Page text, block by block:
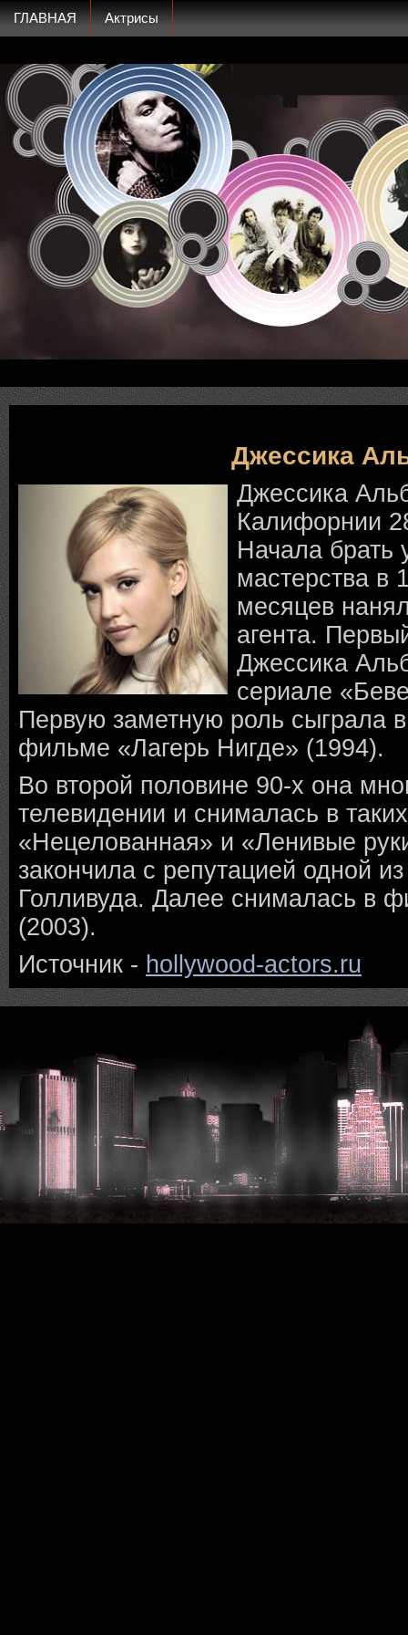
ГЛАВНАЯ Актрисы
Джессика
Джессика
Калифорнии
Начала брать
мастерства в
месяцев
агента.
Джессика
сериале
Первую заметную роль сыграла
фильме «Лагерь Нигде» (1994).
Во второй половине 90-х она
телевидении и снималась в
«Нецелованная» и «Ленивые
закончила с репутацией одной
Голливуда. Далее снималась в
(2003).
Источник - hollywood-actors.ru